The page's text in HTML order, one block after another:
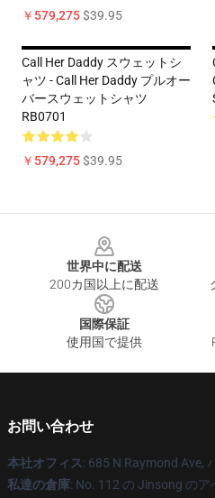
￥579,275$39.95
Call Her Daddy スウェットシ
ャツ - Call Her Daddy プルオー
バースウェットシャツ
RB0701
￥579,275$39.95
世界中に配送
200カ国以上に配送
国際保証
使用国で提供
お問い合わせ
本社オフィス: 685 N Raymond Ave,
私達の倉庫: No. 112 の Jinsong のア